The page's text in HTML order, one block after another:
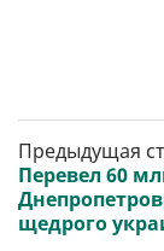
Предыдущая
Перевел 60
щедрого